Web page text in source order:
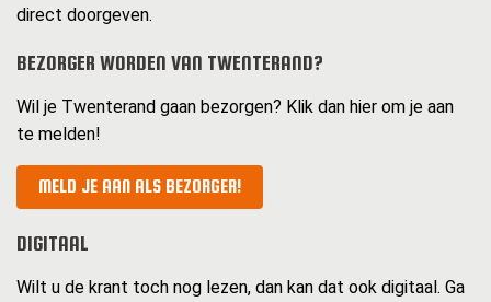
direct doorgeven.
BEZORGER WORDEN VAN TWENTERAND?
Wil je Twenterand gaan bezorgen? Klik dan hier om je aan
te melden!
MELD JE AAN ALS BEZORGER!
DIGITAAL
Wilt u de krant toch nog lezen, dan kan dat ook digitaal. Ga